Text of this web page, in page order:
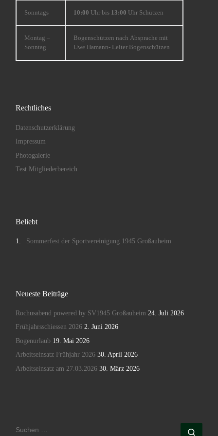
Sonntags 10:00 Uhr bis 13:00 Uhr Schützen
Montag –
Sonntag
Bogenschützen nach Absprache mit
Uwe Hamann- Leiter Bogenschützen
Rechtliches
Datenschutzerklärung
Impressum
Photogalerie
Test Mitgliederbereich
Beliebt
Sommerfest der Sportvereinigung 1945 Großauheim
Neueste Beiträge
Rochusabend powered by SV1945 Großauheim 24. Juli 2026
Frühjahrsschiessen 2026 2. Juni 2026
Bogenurlaub 19. Mai 2026
Arbeitseinsatz Frühjahr 2026 30. April 2026
Arbeitseinsatz am 27.03.2026 30. März 2026
SUCHE